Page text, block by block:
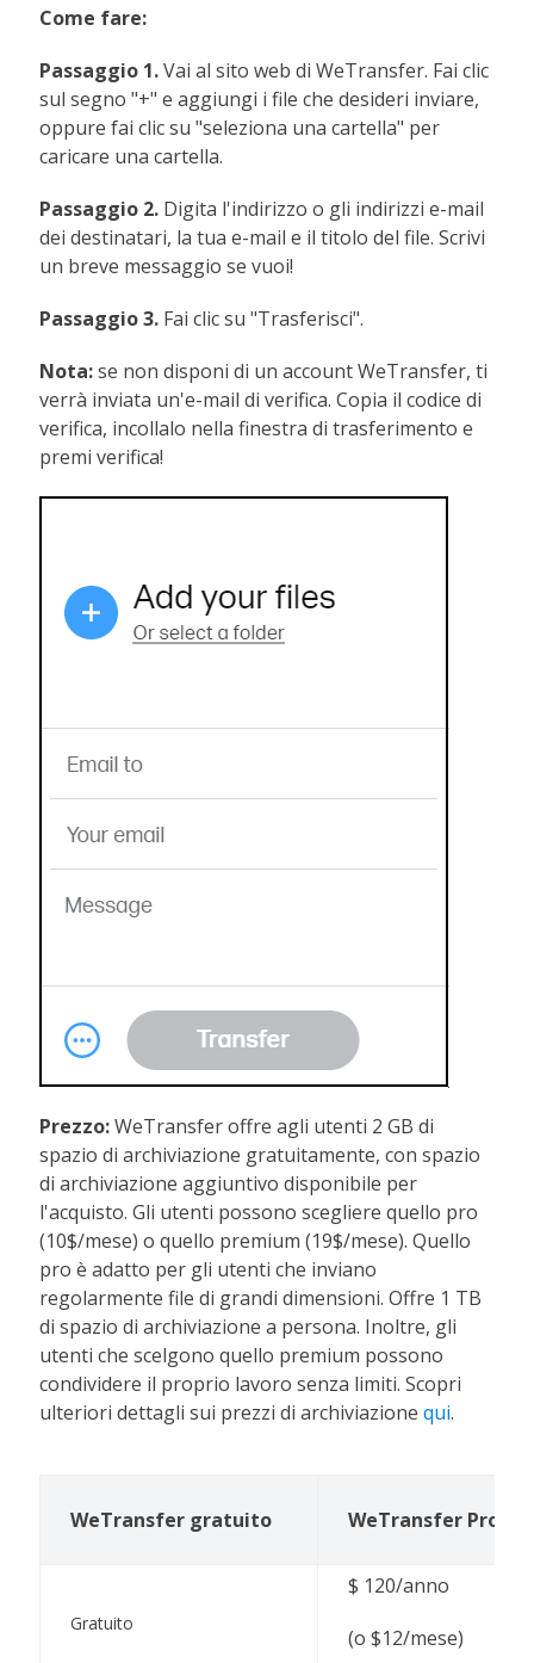
Come fare:
Passaggio 1.Vai al sito web di WeTransfer. Fai clic
sul segno "+" e aggiungi i file che desideri inviare,
oppure fai clic su "seleziona una cartella" per
caricare una cartella.
Passaggio 2. Digita l'indirizzo o gli indirizzi e-mail
dei destinatari, la tua e-mail e il titolo del file. Scrivi
un breve messaggio se vuoi!
Passaggio 3. Fai clic su "Trasferisci".
Nota:se non disponi di un account WeTransfer, ti
verrà inviata un'e-mail di verifica. Copia il codice di
verifica, incollalo nella finestra di trasferimento e
premi verifica!
Prezzo:WeTransfer offre agli utenti 2 GB di
spazio di archiviazione gratuitamente, con spazio
di archiviazione aggiuntivo disponibile per
l'acquisto. Gli utenti possono scegliere quello pro
(10$/mese) o quello premium (19$/mese). Quello
pro è adatto per gli utenti che inviano
regolarmente file di grandi dimensioni. Offre 1 TB
di spazio di archiviazione a persona. Inoltre, gli
utenti che scelgono quello premium possono
condividere il proprio lavoro senza limiti. Scopri
ulteriori dettagli sui prezzi di archiviazionequi.
WeTransfer gratuito WeTransfer Pro
Gratuito
$ 120/anno
(o $12/mese)